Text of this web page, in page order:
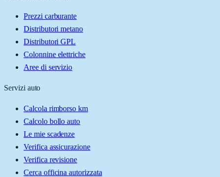
Prezzi carburante
Distributori metano
Distributori GPL
Colonnine elettriche
Aree di servizio
Servizi auto
Calcola rimborso km
Calcolo bollo auto
Le mie scadenze
Verifica assicurazione
Verifica revisione
Cerca officina autorizzata